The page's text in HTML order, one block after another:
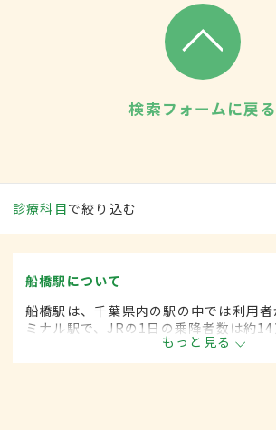
検索フォームに戻る
診療科目で絞り込む
船橋駅について
船橋駅は、千葉県内の駅の中では利用
ミナル駅で、JRの1日の乗降者数は約
ベッドタウンとして発展し、古くからの
による新しい住宅が混在。大型商業施
もっと見る